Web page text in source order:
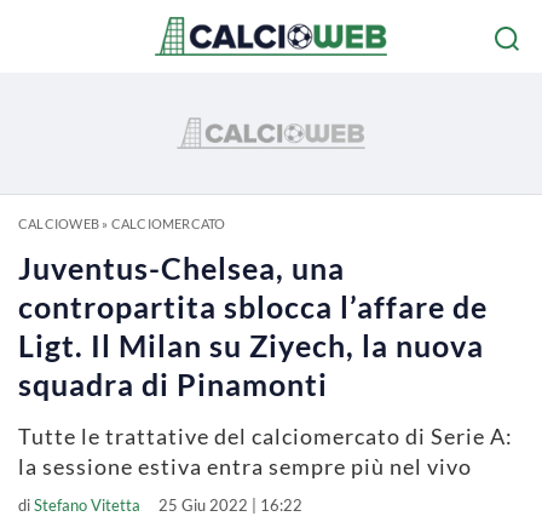
CALCIOWEB» CALCIOMERCATO
Juventus-Chelsea, una
contropartita sblocca l’affare de
Ligt. Il Milan su Ziyech, la nuova
squadra di Pinamonti
Tutte le trattative del calciomercato di Serie A:
la sessione estiva entra sempre più nel vivo
diStefano Vitetta 25 Giu 2022 | 16:22